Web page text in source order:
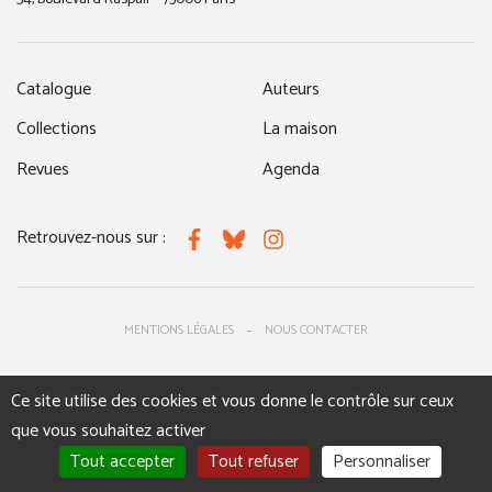
Catalogue
Collections
Revues
Auteurs
La maison
Agenda
Retrouvez-nous sur : FacebookBlueskyInstagram
MENTIONS LÉGALES NOUS CONTACTER
Ce site utilise des cookies et vous donne le contrôle sur ceux
que vous souhaitez activer
Tout accepter
Tout refuser Personnaliser